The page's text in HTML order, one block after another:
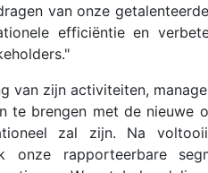
van onze
efficiëntie en
van zijn activiteiten,
te brengen met de nieuwe
zal zijn. Na
onze rapporteerbare